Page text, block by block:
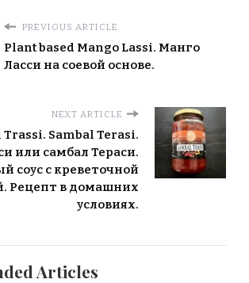
PREVIOUS ARTICLE
Plant based Mango Lassi. Манго
Ласси на соевой основе.
NEXT ARTICLE
Trassi. Sambal Terasi.
или самбал Тераси.
соус с креветочной
Рецепт в домашних
условиях.
Articles